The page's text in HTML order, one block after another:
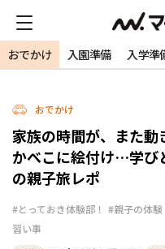
おでかけ 入園準備 入学準
おでかけ
家族の時間が、また
かべこに絵付け…学び
の親子旅レポ
#とっておき体験部！ #親子の体験
習い事